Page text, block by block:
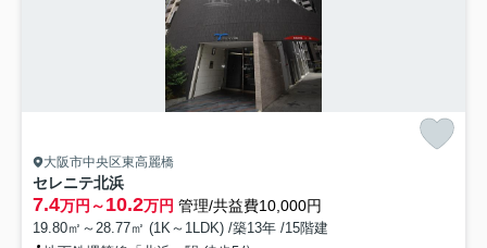
大阪市中央区東高麗橋
セレニテ北浜
7.4万円～10.2万円 管理/共益費10,000円
19.80㎡～28.77㎡ (1K～1LDK) /築13年 /15階建